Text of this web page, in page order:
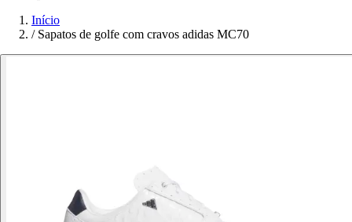
Início
/ Sapatos de golfe com cravos adidas MC70